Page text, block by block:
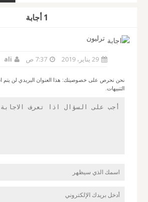
1 أجابة
ترليون
29 يناير، 2019 7:37 ص ali
نحن نحرص على خصوصيتك: هذا العنوان البريدي لن يتم
التنبيهات.